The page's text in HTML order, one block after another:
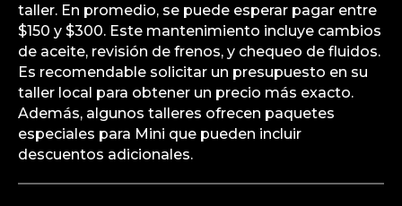
taller. En promedio, se puede esperar pagar entre
$150 y $300. Este mantenimiento incluye cambios
de aceite, revisión de frenos, y chequeo de fluidos.
Es recomendable solicitar un presupuesto en su
taller local para obtener un precio más exacto.
Además, algunos talleres ofrecen paquetes
especiales para Mini que pueden incluir
descuentos adicionales.